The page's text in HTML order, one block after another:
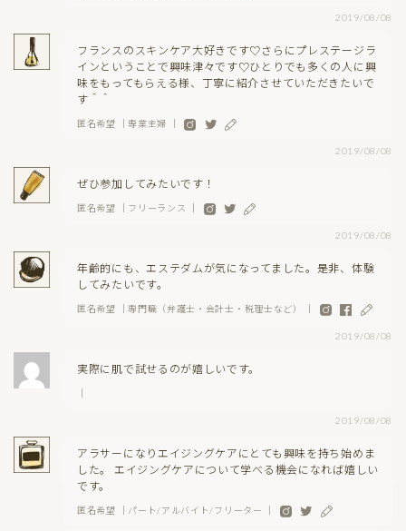
2019/08/08
フランスのスキンケア大好きです♡さらにプレステージラ
インということで興味津々です♡ひとりでも多くの人に興
味をもってもらえる様、丁寧に紹介させていただきたいで
す＾＾
匿名希望 ｜専業主婦 ｜
2019/08/08
ぜひ参加してみたいです！
匿名希望 ｜フリーランス ｜
2019/08/08
年齢的にも、エステダムが気になってました。是非、体験
してみたいです。
匿名希望 ｜専門職（弁護士・会計士・税理士など） ｜
2019/08/08
実際に肌で試せるのが嬉しいです。
2019/08/08
アラサーになりエイジングケアにとても興味を持ち始めま
した。 エイジングケアについて学べる機会になれば嬉しい
です。
匿名希望 ｜パート/アルバイト/フリーター ｜